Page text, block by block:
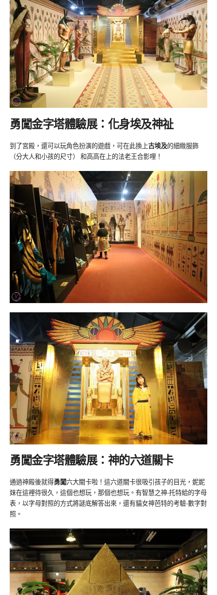
勇闖金字塔體驗展：化身埃及神祉
到了宮殿，還可以玩角色扮演的遊戲，可在此換上古埃及的細緻服飾
（分大人和小孩的尺寸） 和高高在上的法老王合影哩！
勇闖金字塔體驗展：神的六道關卡
通過神殿後就得勇闖六大關卡啦！這六道關卡很吸引孩子的目光，妮妮
妹在這裡待很久，這個也想玩，那個也想玩。有智慧之神-托特給的字母
表，以字母對照的方式將謎底解答出來，還有貓女神芭特的考驗-數字對
照。